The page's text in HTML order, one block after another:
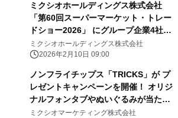
ミクシオホールディングス株式会社
「第60回スーパーマーケット・トレー
ドショー2026」 にグループ企業4社で
大規模出展
ミクシオホールディングス株式会社
2026年2月10日 09:00
ノンフライチップス「TRICKS」が プ
レゼントキャンペーンを開催！ オリジ
ナルフォンタブやぬいぐるみが当たる
「いつも一緒に！TRICKSプレゼント
ミクシオマーケティング株式会社